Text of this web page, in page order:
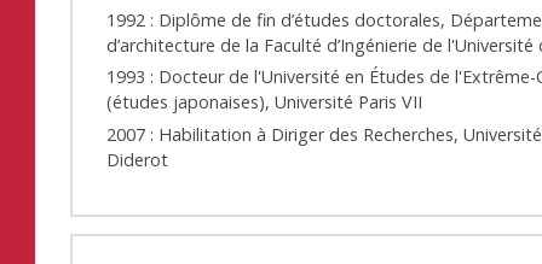
1992 : Diplôme de fin d’études doctorales,
d’architecture de la Faculté d’Ingénierie de
1993 : Docteur de l'Université en Études de l'Extrême-
(études japonaises), Université Paris VII
2007 : Habilitation à Diriger des Recherches,
Diderot